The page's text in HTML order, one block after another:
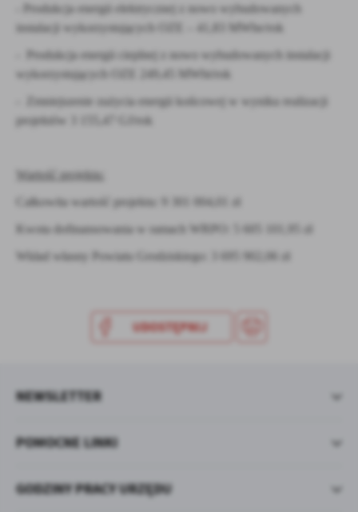
- Produkcja energii elektrycznej z nowo wybudowanych
instalacji wykorzystujących OZE – 41,83 MWhe/rok
- Produkcja energii cieplnej z nowo wybudowanych instalacji
wykorzystujących OZE 249,45 MWht/rok
- Zmniejszenie zużycia energii końcowej w wyniku realizacji
projektów 3 155,47 GJ/rok
Wartość projektu:
Całkowita wartość projektu: 9 301 004,01 zł
Kwota dofinansowania w ramach WRPO: 5 605 101,95 zł
Wkład własny Powiatu Grodziskiego: 3 695 902,06 zł
UDOSTĘPNIJ
POMOCNE LINKI
NEWSLETTER
GODZINY PRACY URZĘDU